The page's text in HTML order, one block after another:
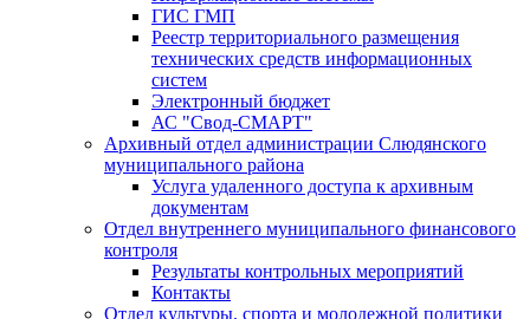
ГИС ГМП
Реестр территориального размещения
технических средств информационных
систем
Электронный бюджет
АС "Свод-СМАРТ"
Архивный отдел администрации Слюдянского
муниципального района
Услуга удаленного доступа к архивным
документам
Отдел внутреннего муниципального финансового
контроля
Результаты контрольных мероприятий
Контакты
Отдел культуры, спорта и молодежной политики